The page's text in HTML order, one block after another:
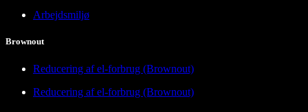
Arbejdsmiljø
Brownout
Reducering af el-forbrug (Brownout)
Reducering af el-forbrug (Brownout)